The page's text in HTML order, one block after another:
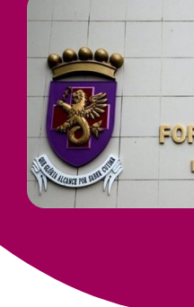
Contatos